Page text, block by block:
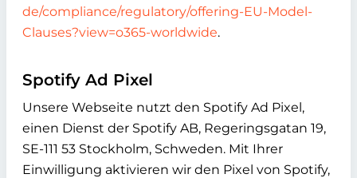
de/compliance/regulatory/offering-EU-Model-
Clauses?view=o365-worldwide.
Spotify Ad Pixel
Unsere Webseite nutzt den Spotify Ad Pixel,
einen Dienst der Spotify AB, Regeringsgatan 19,
SE-111 53 Stockholm, Schweden. Mit Ihrer
Einwilligung aktivieren wir den Pixel von Spotify,